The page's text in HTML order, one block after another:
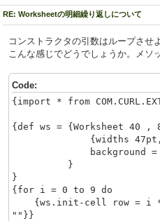
},
{display-cell
colspan = 2, background =
},
row = 1, col = 4, rowspan
{display-cell
rowspan = 2, background =
row = 1, col = 6, rowspan
{display-cell
rowspan = 2, background
RE: Worksheetの明細繰り返しについて
コンストラクタの引数はループさせ
こんな感じでどうでしょうか。メソ
Code:
{import * from
{def ws = {Worksheet 40 ,
{widths 47pt, 42pt,
background =
}
}
{for i = 0 to 9 do
{ws.init-cell row = i
""}}